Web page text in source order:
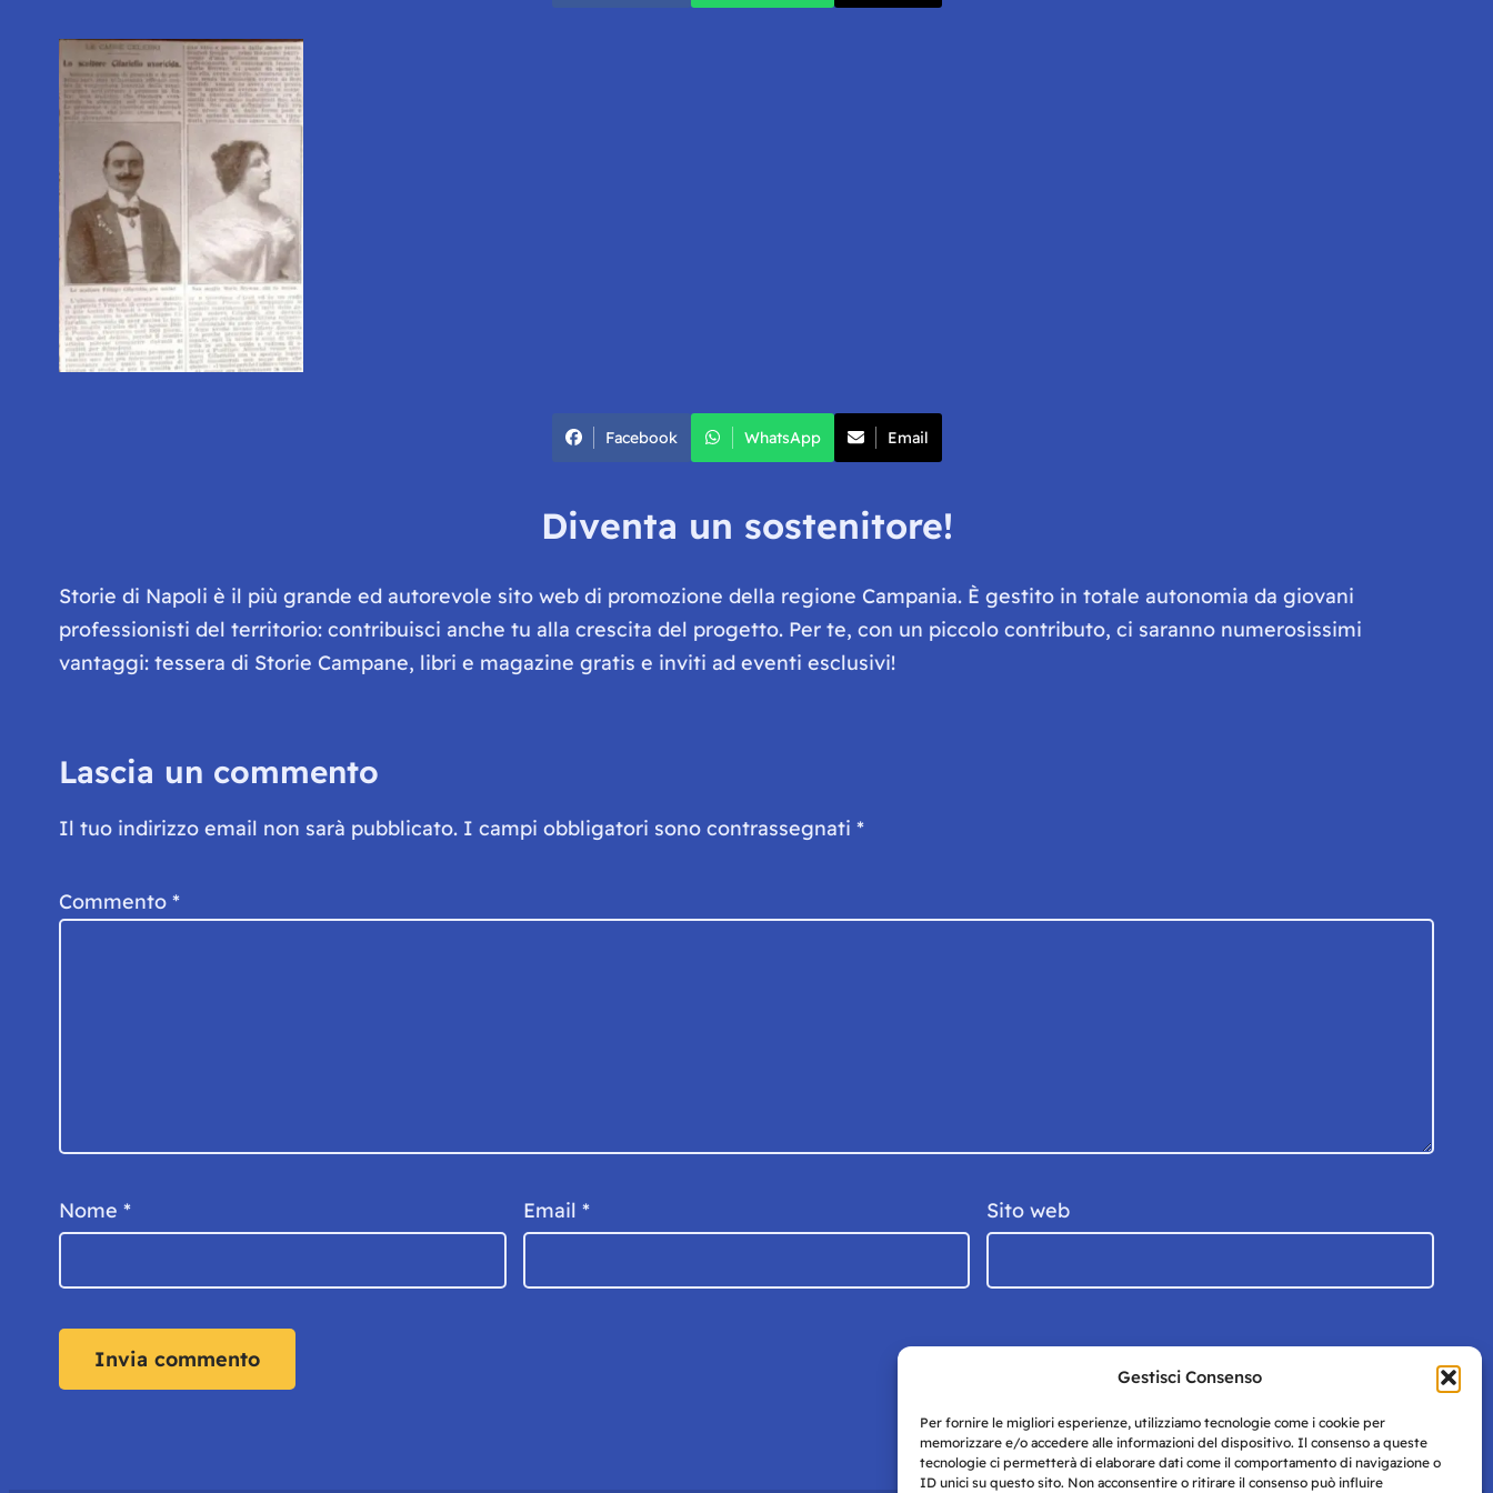
Gestisci Consenso
Per fornire le migliori esperienze, utilizziamo tecnologie come i cookie per
memorizzare e/o accedere alle informazioni del dispositivo. Il consenso a queste
tecnologie ci permetterà di elaborare dati come il comportamento di navigazione o
ID unici su questo sito. Non acconsentire o ritirare il consenso può influire
Facebook WhatsApp Email
Diventa un sostenitore!
Storie di Napoli è il più grande ed autorevole sito web di promozione della regione Campania. È gestito in totale autonomia da giovani
professionisti del territorio: contribuisci anche tu alla crescita del progetto. Per te, con un piccolo contributo, ci saranno numerosissimi
vantaggi: tessera di Storie Campane, libri e magazine gratis e inviti ad eventi esclusivi!
Lascia un commento
Il tuo indirizzo email non sarà pubblicato. I campi obbligatori sono contrassegnati *
Commento *
Nome * Email * Sito web